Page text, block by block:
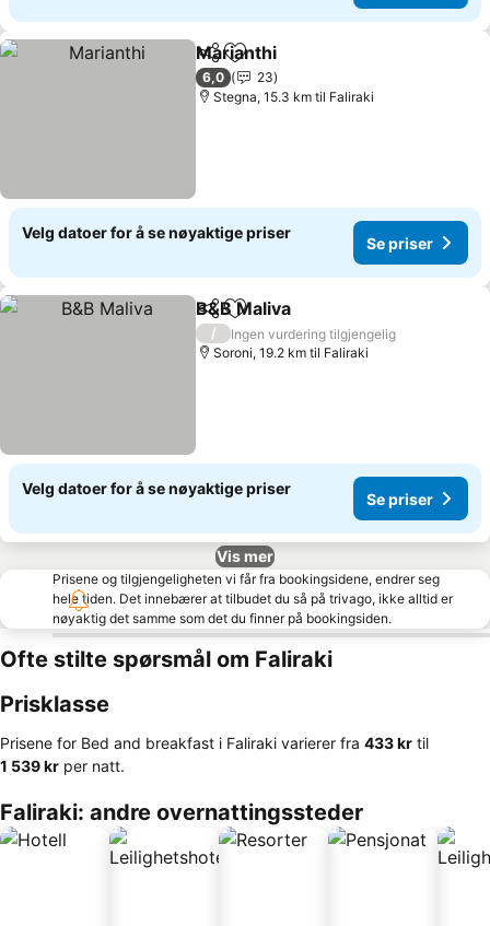
Del Legg til i favoritter
Marianthi
6,0
23
Stegna, 15.3 km til Faliraki
Velg datoer for å se nøyaktige priser
Se priser
Del Legg til i favoritter
B&B Maliva
/
Ingen vurdering tilgjengelig
Soroni, 19.2 km til Faliraki
Velg datoer for å se nøyaktige priser
Se priser
Vis mer
Prisene og tilgjengeligheten vi får fra bookingsidene, endrer seg
hele tiden. Det innebærer at tilbudet du så på trivago, ikke alltid er
nøyaktig det samme som det du finner på bookingsiden.
Ofte stilte spørsmål om Faliraki
Prisklasse
Prisene for Bed and breakfast i Faliraki varierer fra ‎433 kr til
‎1 539 kr per natt.
Faliraki: andre overnattingssteder